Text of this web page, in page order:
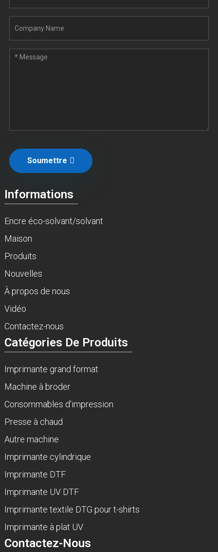
Soumettre
Informations
Encre éco-solvant/solvant
Maison
Produits
Nouvelles
À propos de nous
Vidéo
Contactez-nous
Catégories De Produits
Imprimante grand format
Machine à broder
Consommables d'impression
Presse à chaud
Autre machine
Imprimante cylindrique
Imprimante DTF
Imprimante UV DTF
Imprimante textile DTG pour t-shirts
Imprimante à plat UV
Contactez-Nous